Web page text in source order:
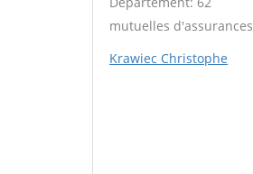
mutuelles d'assurances
Krawiec Christophe